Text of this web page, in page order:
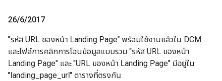
26/6/2017
"รหัส URL ของหน้า Landing Page" พร้อมใช้งานแล้วใน DCM
และไฟล์การคลิกการโอนข้อมูลแบบรวม "รหัส URL ของหน้า
Landing Page" และ "URL ของหน้า Landing Page" มีอยู่ใน
"landing_page_url" ตารางที่ตรงกัน